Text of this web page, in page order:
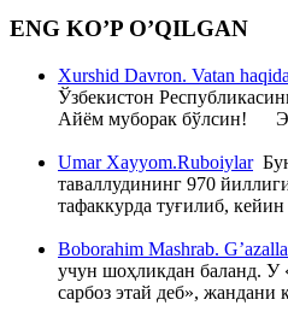
ENG KO’P O’QILGAN
Xurshid Davron. Vatan
Ўзбекистон
Айём муборак бўлсин!
Umar Xayyom.Ruboiylar
таваллудининг 970
тафаккурда туғилиб,
Boborahim Mashrab.
учун шоҳликдан баланд.
сарбоз этай деб»,